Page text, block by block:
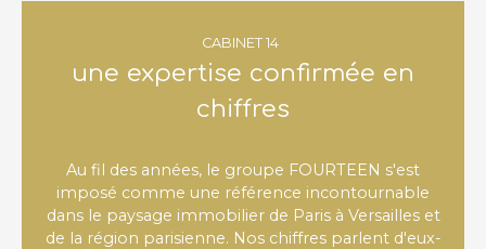
CABINET 14
une expertise confirmée en
chiffres
Au fil des années, le groupe FOURTEEN s'est
imposé comme une référence incontournable
dans le paysage immobilier de Paris à Versailles et
de la région parisienne. Nos chiffres parlent d'eux-